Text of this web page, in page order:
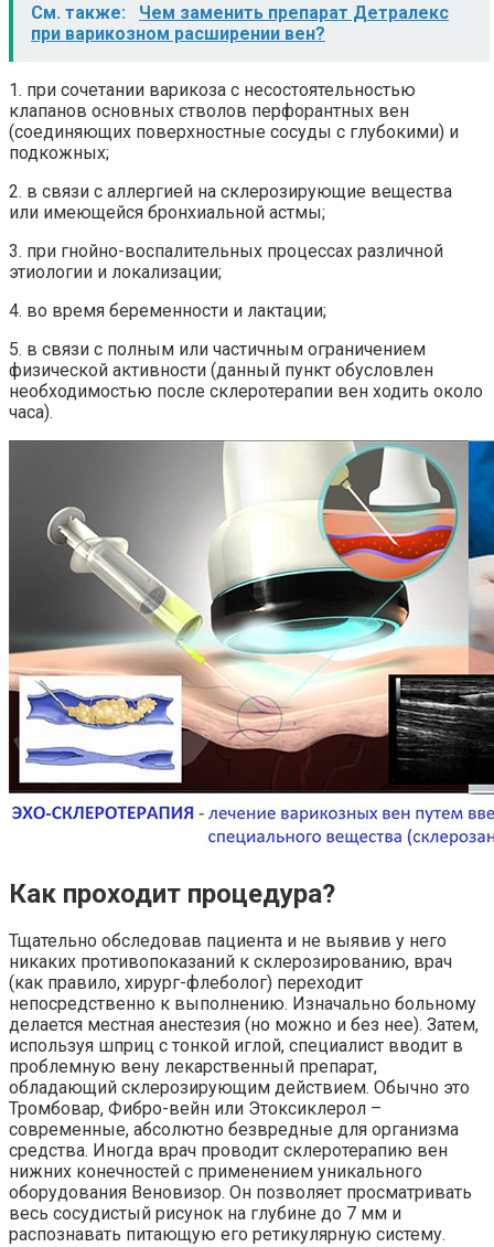
См. также:
Чем заменить препарат Детралекс
при варикозном расширении вен?
1. при сочетании варикоза с несостоятельностью
клапанов основных стволов перфорантных вен
(соединяющих поверхностные сосуды с глубокими) и
подкожных;
2. в связи с аллергией на склерозирующие вещества
или имеющейся бронхиальной астмы;
3. при гнойно-воспалительных процессах различной
этиологии и локализации;
4. во время беременности и лактации;
5. в связи с полным или частичным ограничением
физической активности (данный пункт обусловлен
необходимостью после склеротерапии вен ходить около
часа).
Как проходит процедура?
Тщательно обследовав пациента и не выявив у него
никаких противопоказаний к склерозированию, врач
(как правило, хирург-флеболог) переходит
непосредственно к выполнению. Изначально больному
делается местная анестезия (но можно и без нее). Затем,
используя шприц с тонкой иглой, специалист вводит в
проблемную вену лекарственный препарат,
обладающий склерозирующим действием. Обычно это
Тромбовар, Фибро-вейн или Этоксиклерол –
современные, абсолютно безвредные для организма
средства. Иногда врач проводит склеротерапию вен
нижних конечностей с применением уникального
оборудования Веновизор. Он позволяет просматривать
весь сосудистый рисунок на глубине до 7 мм и
распознавать питающую его ретикулярную систему.